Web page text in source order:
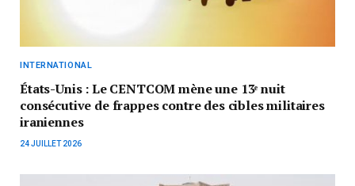
INTERNATIONAL
États-Unis : Le CENTCOM mène une 13ᵉ nuit
consécutive de frappes contre des cibles militaires
iraniennes
24 JUILLET 2026